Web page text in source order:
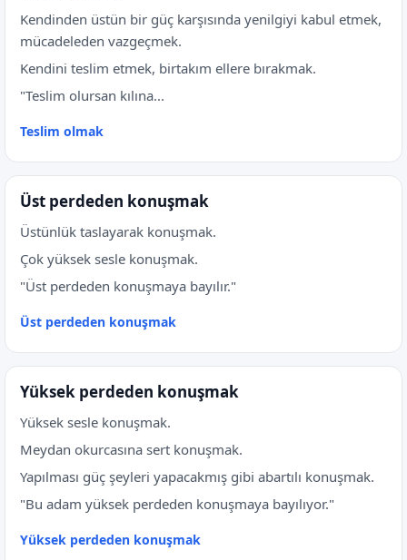
Kendinden üstün bir güç karşısında yenilgiyi kabul etmek,
mücadeleden vazgeçmek.
Kendini teslim etmek, birtakım ellere bırakmak.
"Teslim olursan kılına...
Teslim olmak
Üst perdeden konuşmak
Üstünlük taslayarak konuşmak.
Çok yüksek sesle konuşmak.
"Üst perdeden konuşmaya bayılır."
Üst perdeden konuşmak
Yüksek perdeden konuşmak
Yüksek sesle konuşmak.
Meydan okurcasına sert konuşmak.
Yapılması güç şeyleri yapacakmış gibi abartılı konuşmak.
"Bu adam yüksek perdeden konuşmaya bayılıyor."
Yüksek perdeden konuşmak